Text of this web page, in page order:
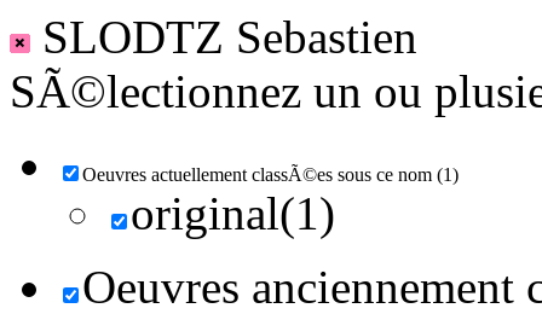
SLODTZ Sebastien
SÃ©lectionnez un ou
Oeuvres actuellement classÃ©es sous ce nom (1)
original(1)
Oeuvres anciennement